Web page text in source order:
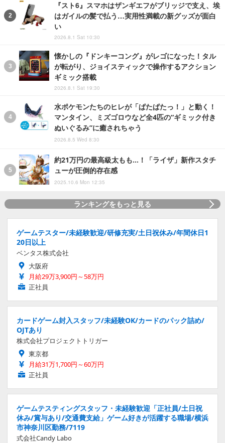
『スト6』スマホはザンギエフがブリッジで支え、埃
はガイルの髪で払う…実用性満載の新グッズが面白
い
2026.8.1 Sat 10:30
懐かしの『ドンキーコング』がレゴになった！タル
が転がり、ジョイスティックで操作するアクション
ギミック搭載
2026.8.1 Sat 19:30
水ポケモンたちのヒレが「ぱたぱたっ！」と動く！
マンタイン、ミズゴロウなど全4匹の“ギミック付き
ぬいぐるみ”に癒されちゃう
2026.8.5 Wed 8:30
約21万円の最高級太もも…！「ライザ」新作スタチ
ューが圧倒的存在感
2025.10.6 Mon 12:35
ランキングをもっと見る
ゲームテスター/未経験歓迎/研修充実/土日祝休み/年間休日1
20日以上
ベンタス株式会社
大阪府
月給29万3,900円～58万円
正社員
カードゲーム封入スタッフ/未経験OK/カードのパック詰め/
OJTあり
株式会社プロジェクトトリガー
東京都
月給31万1,700円～60万円
正社員
ゲームテスティングスタッフ・未経験歓迎「正社員/土日祝
休み/賞与あり/交通費支給」ゲーム好きが活躍する職場/横浜
市神奈川区勤務/7119
式会社Candy Labo